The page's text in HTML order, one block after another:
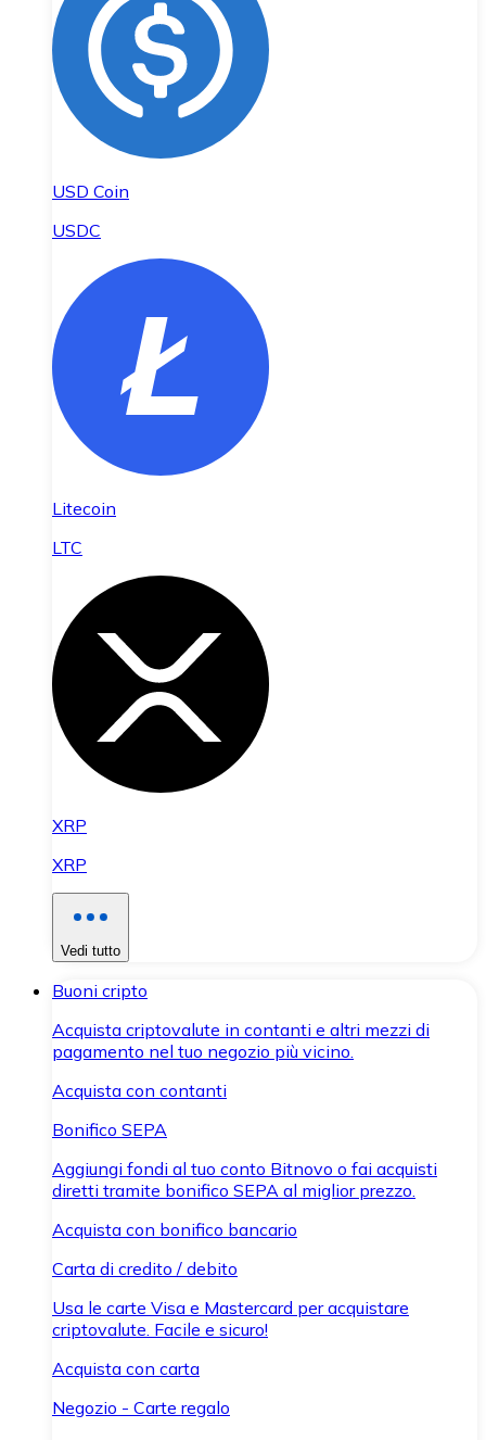
USD Coin
USDC
Litecoin
LTC
XRP
XRP
Vedi tutto
Buoni cripto
Acquista criptovalute in contanti e altri mezzi di
pagamento nel tuo negozio più vicino.
Acquista con contanti
Bonifico SEPA
Aggiungi fondi al tuo conto Bitnovo o fai acquisti
diretti tramite bonifico SEPA al miglior prezzo.
Acquista con bonifico bancario
Carta di credito / debito
Usa le carte Visa e Mastercard per acquistare
criptovalute. Facile e sicuro!
Acquista con carta
Negozio - Carte regalo